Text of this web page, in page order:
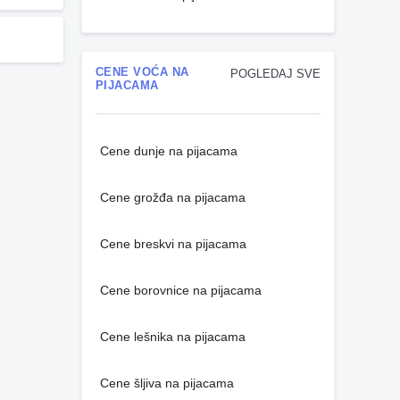
POGLEDAJ SVE
CENE VOĆA NA
PIJACAMA
Cene dunje na pijacama
Cene grožđa na pijacama
Cene breskvi na pijacama
Cene borovnice na pijacama
Cene lešnika na pijacama
Cene šljiva na pijacama